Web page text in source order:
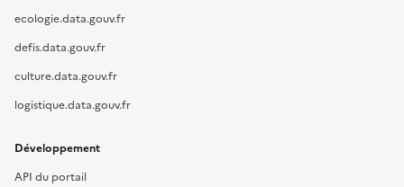
ecologie.data.gouv.fr
defis.data.gouv.fr
culture.data.gouv.fr
logistique.data.gouv.fr
Développement
API du portail